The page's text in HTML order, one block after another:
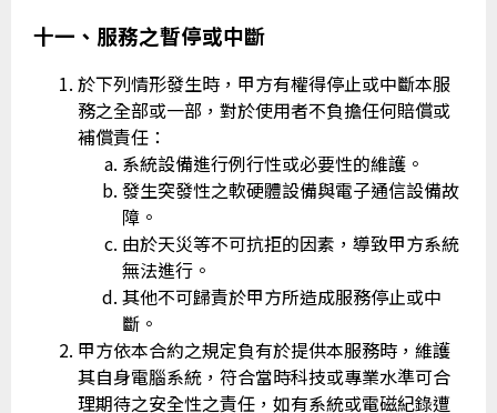
十一、服務之暫停或中斷
於下列情形發生時，甲方有權得停止或中斷本服
務之全部或一部，對於使用者不負擔任何賠償或
補償責任：
系統設備進行例行性或必要性的維護。
發生突發性之軟硬體設備與電子通信設備故
障。
由於天災等不可抗拒的因素，導致甲方系統
無法進行。
其他不可歸責於甲方所造成服務停止或中
斷。
甲方依本合約之規定負有於提供本服務時，維護
其自身電腦系統，符合當時科技或專業水準可合
理期待之安全性之責任，如有系統或電磁紀錄遭